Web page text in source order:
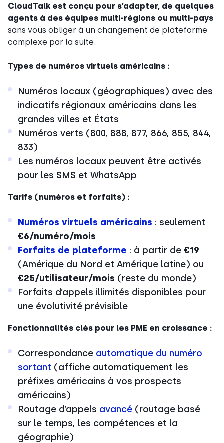
CloudTalk est conçu pour s’adapter, de quelques
agents à des équipes multi-régions ou multi-pays
sans vous obliger à un changement de plateforme
complexe par la suite.
Types de numéros virtuels américains :
Numéros locaux (géographiques) avec des
indicatifs régionaux américains dans les
grandes villes et États
Numéros verts (800, 888, 877, 866, 855, 844,
833)
Les numéros locaux peuvent être activés
pour les SMS et WhatsApp
Tarifs (numéros et forfaits) :
Numéros virtuels américains : seulement
€6/numéro/mois
Forfaits de plateforme : à partir de €19
(Amérique du Nord et Amérique latine) ou
€25/utilisateur/mois (reste du monde)
Forfaits d’appels illimités disponibles pour
une évolutivité prévisible
Fonctionnalités clés pour les PME en croissance :
Correspondance automatique du numéro
sortant (affiche automatiquement les
préfixes américains à vos prospects
américains)
Routage d’appels avancé (routage basé
sur le temps, les compétences et la
géographie)